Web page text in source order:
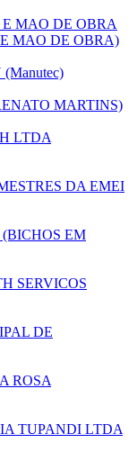
MAO DE OBRA
MAO DE OBRA)
(Manutec)
MARTINS)
LTDA
DA EMEI
(BICHOS EM
SERVICOS
DE
ROSA
TUPANDI LTDA